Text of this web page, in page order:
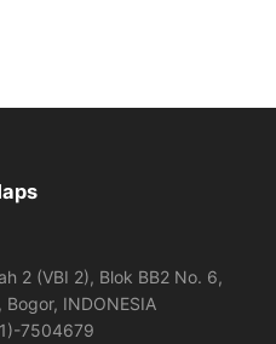
2 (VBI 2), Blok BB2 No. 6,
INDONESIA
7504679